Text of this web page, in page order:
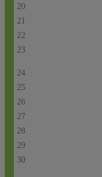
20
21
22
23
24
25
26
27
28
29
30